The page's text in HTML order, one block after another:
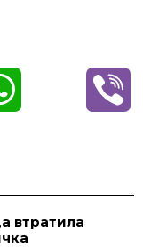
t
втратила